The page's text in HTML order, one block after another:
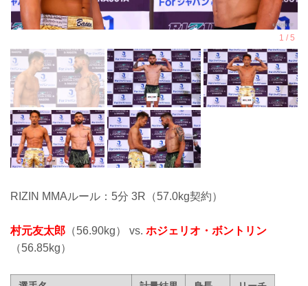
RIZIN MMAルール：5分 3R（57.0kg契約）
村元友太郎 （56.90kg） vs. ホジェリオ・ボントリン
（56.85kg）